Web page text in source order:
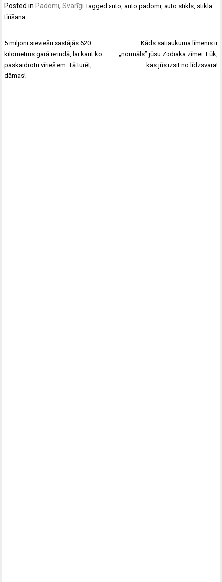
Posted in Padomi,Svarīgi Taggedauto ,auto padomi ,auto stikls stikla
tīrīšana
Ziņu
izvēlne
5 miljoni sieviešu sastājās 620
kilometrus garā ierindā, lai kaut ko
paskaidrotu vīriešiem. Tā turēt,
dāmas!
Kāds satraukuma līmenis ir
„normāls” jūsu Zodiaka zīmei. Lūk,
kas jūs izsit no līdzsvara!